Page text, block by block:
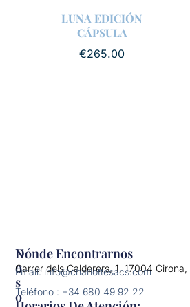
LUNA EDICIÓN
CÁPSULA
€265.00
N
O
S
O
Dónde Encontrarnos
Carrer dels Calderers, 1, 17004 Girona,
Email: info@charlottesacs.com
Teléfono : +34 680 49 92 22